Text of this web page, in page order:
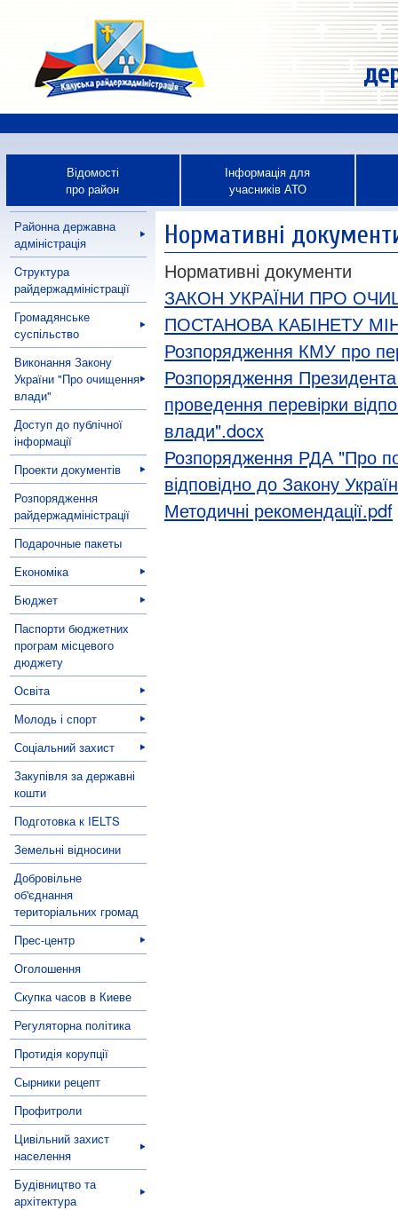
Відомості
про район
Інформація для
учасників АТО
Районна державна
адміністрація
Cтруктура
райдержадміністрації
Громадянське
суспільство
Виконання Закону
України "Про очищення
влади"
Доступ до публічної
інформації
Проекти документів
Розпорядження
райдержадміністрації
Подарочные пакеты
Економіка
Бюджет
Паспорти бюджетних
програм місцевого
дюджету
Освіта
Молодь і спорт
Соціальний захист
Закупівля за державні
кошти
Подготовка к IELTS
Земельні відносини
Добровільне
об'єднання
територіальних громад
Прес-центр
Оголошення
Скупка часов в Киеве
Регуляторна політика
Протидія корупції
Сырники рецепт
Профитроли
Цивільний захист
населення
Будівництво та
архітектура
Нормативні
Нормативні документи
ЗАКОН УКРАЇНИ ПРО
ПОСТАНОВА КАБІНЕТУ
Розпорядження КМУ про
Розпорядження Президента
проведення перевірки
влади".docx
Розпорядження РДА "Про
відповідно до Закону
Методичні рекомендації.pdf